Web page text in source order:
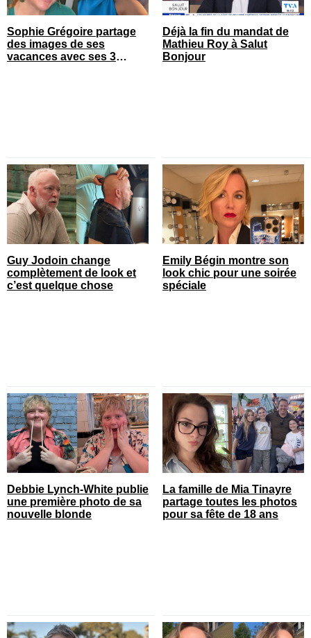
Sophie Grégoire partage
des images de ses
vacances avec ses 3
Déjà la fin du mandat de
Mathieu Roy à Salut
Bonjour
Guy Jodoin change
complètement de look et
c’est quelque chose
Emily Bégin montre son
look chic pour une soirée
spéciale
Debbie Lynch-White publie
une première photo de sa
nouvelle blonde
La famille de Mia Tinayre
partage toutes les photos
pour sa fête de 18 ans